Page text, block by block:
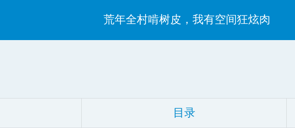
荒年全村啃树皮，我有空间狂炫肉
目录